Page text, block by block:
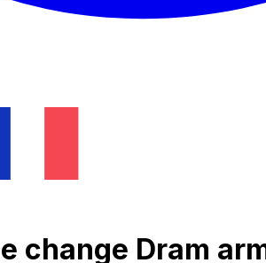
change Dram